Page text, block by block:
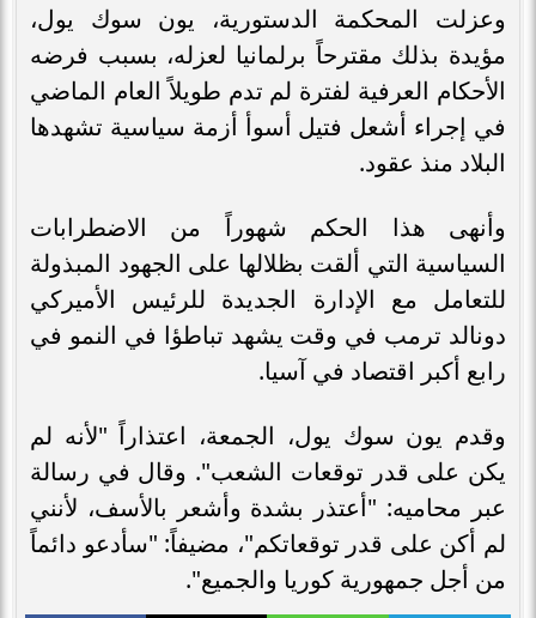
وعزلت المحكمة الدستورية، يون سوك يول،
مؤيدة بذلك مقترحاً برلمانيا لعزله، بسبب فرضه
الأحكام العرفية لفترة لم تدم طويلاً العام الماضي
في إجراء أشعل فتيل أسوأ أزمة سياسية تشهدها
البلاد منذ عقود.
وأنهى هذا الحكم شهوراً من الاضطرابات
السياسية التي ألقت بظلالها على الجهود المبذولة
للتعامل مع الإدارة الجديدة للرئيس الأميركي
دونالد ترمب في وقت يشهد تباطؤا في النمو في
رابع أكبر اقتصاد في آسيا.
وقدم يون سوك يول، الجمعة، اعتذاراً "لأنه لم
يكن على قدر توقعات الشعب". وقال في رسالة
عبر محاميه: "أعتذر بشدة وأشعر بالأسف، لأنني
لم أكن على قدر توقعاتكم"، مضيفاً: "سأدعو دائماً
من أجل جمهورية كوريا والجميع".